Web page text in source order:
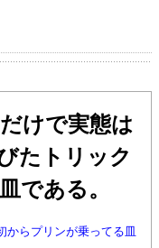
けで実態は
たトリック
である。
からプリンが乗ってる皿